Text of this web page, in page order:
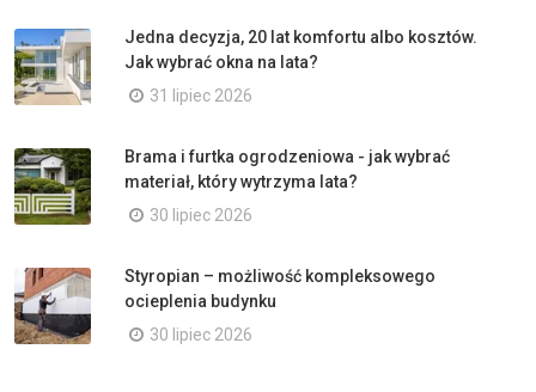
Jedna decyzja, 20 lat komfortu albo kosztów.
Jak wybrać okna na lata?
31 lipiec 2026
Brama i furtka ogrodzeniowa - jak wybrać
materiał, który wytrzyma lata?
30 lipiec 2026
Styropian – możliwość kompleksowego
ocieplenia budynku
30 lipiec 2026